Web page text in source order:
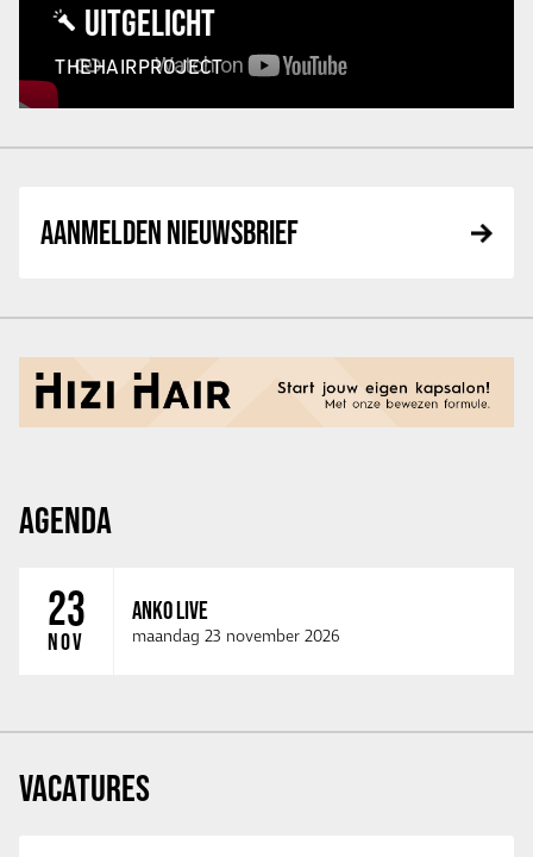
UITGELICHT
THEHAIRPROJECT
AANMELDEN NIEUWSBRIEF
AGENDA
23
NOV
ANKO LIVE
maandag 23 november 2026
VACATURES